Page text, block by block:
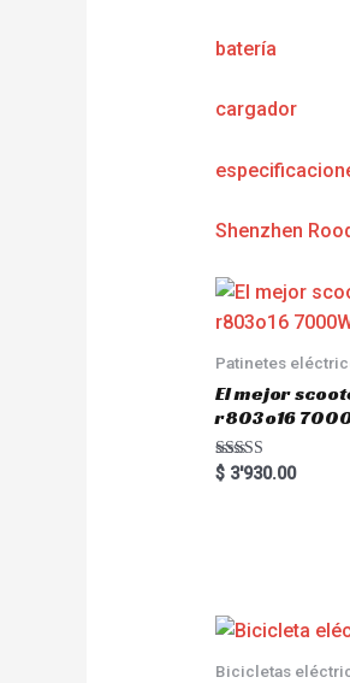
batería
cargador
e
Shenzhen
Patinetes
El mejor
r803o16
Rated
5.00
$3'930.00
Bicicletas